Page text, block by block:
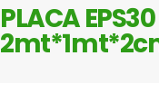
PLACA